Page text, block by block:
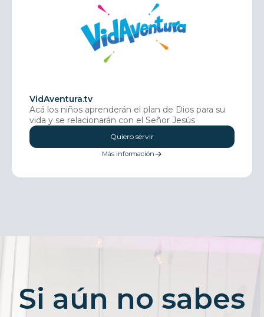
VidAventura.tv
Acá los niños aprenderán el plan de Dios para su
vida y se relacionarán con el Señor Jesús
Quiero servir
Más información
Si aún no sabes